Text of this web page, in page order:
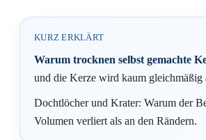
KURZ ERKLÄRT
Warum trocknen selbst gemachte
und die Kerze wird kaum gleichmäßig
Dochtlöcher und Krater: Warum der
Volumen verliert als an den Rändern.